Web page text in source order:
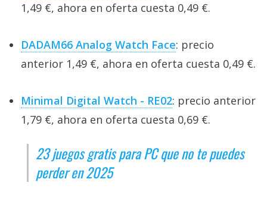
1,49 €, ahora en oferta cuesta 0,49 €.
DADAM66 Analog Watch Face: precio
anterior 1,49 €, ahora en oferta cuesta 0,49 €.
Minimal Digital Watch - RE02: precio anterior
1,79 €, ahora en oferta cuesta 0,69 €.
23 juegos gratis para PC que no te puedes
perder en 2025